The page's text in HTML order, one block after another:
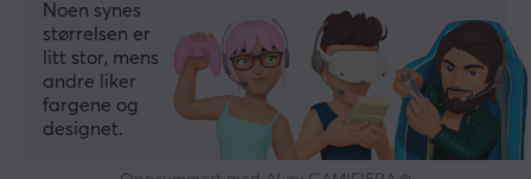
Noen synes
størrelsen er
litt stor, mens
andre liker
fargene og
designet.